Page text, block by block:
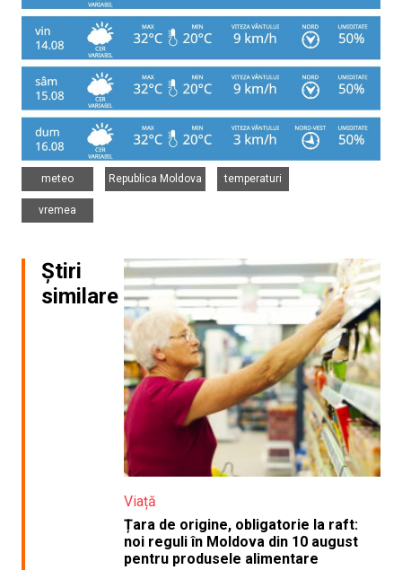
meteo
Republica Moldova
temperaturi
vremea
Știri
similare
Viață
Țara de origine, obligatorie la raft:
noi reguli în Moldova din 10 august
pentru produsele alimentare